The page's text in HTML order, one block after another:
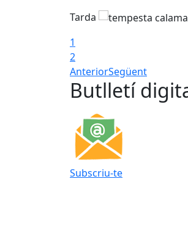
Tarda
1
2
AnteriorSegüent
Butlletí
Subscriu-te